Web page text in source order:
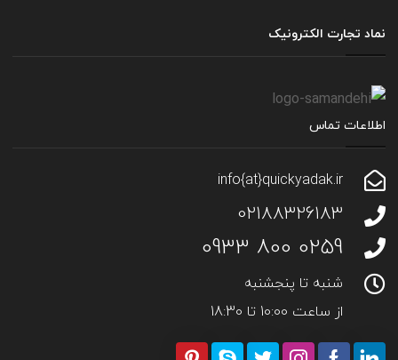
نماد تجارت الکترونیک
اطلاعات تماس
info{at}quickyadak.ir
02188326183
0259 800 0933
شنبه تا پنجشنبه
از ساعت 10:00 تا 18:30